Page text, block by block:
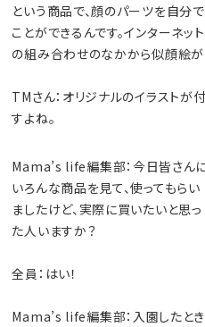
という商品で、顔のパーツを自分
ことができるんです。インターネ
の組み合わせのなかから似顔絵が
TMさん：オリジナルのイラスト
すよね。
Mama’s life編集部：今日皆さん
いろんな商品を見て、使ってもらい
ましたけど、実際に買いたいと思っ
た人いますか？
全員：はい！
Mama’s life編集部：入園したとき